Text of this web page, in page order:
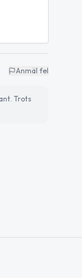
Anmäl fel
Trots